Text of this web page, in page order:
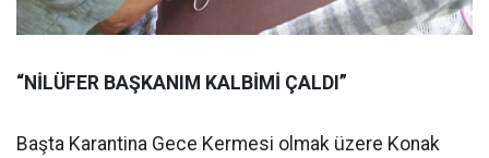
“NİLÜFER BAŞKANIM KALBİMİ ÇALDI”
Başta Karantina Gece Kermesi olmak üzere Konak